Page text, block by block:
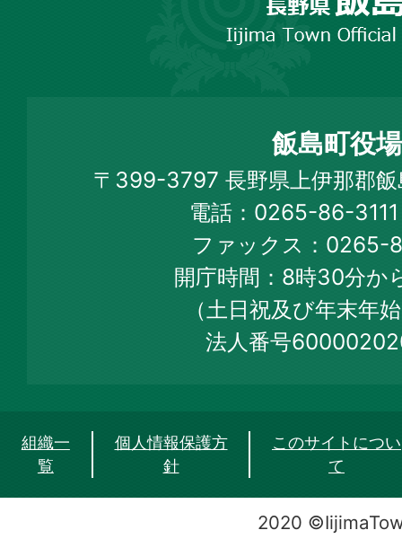
Town
Official
Web
Site
飯島町役場
〒399-3797 長野県上伊那郡
電話：0265-86-
ファックス：0265-
開庁時間：8時30分か
（土日祝及び年末年
法人番号
組織一
覧
個人情報保護方
針
このサイトについ
て
2020